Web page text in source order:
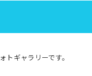
ギャラリーです。